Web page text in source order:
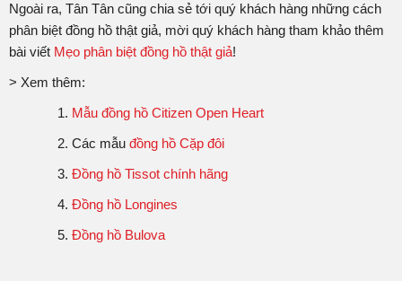
Ngoài ra, Tân Tân cũng chia sẻ tới quý khách hàng những cách
phân biệt đồng hồ thật giả, mời quý khách hàng tham khảo thêm
bài viết Mẹo phân biệt đồng hồ thật giả!
> Xem thêm:
Mẫu đồng hồ Citizen Open Heart
Các mẫu đồng hồ Cặp đôi
Đồng hồ Tissot chính hãng
Đồng hồ Longines
Đồng hồ Bulova